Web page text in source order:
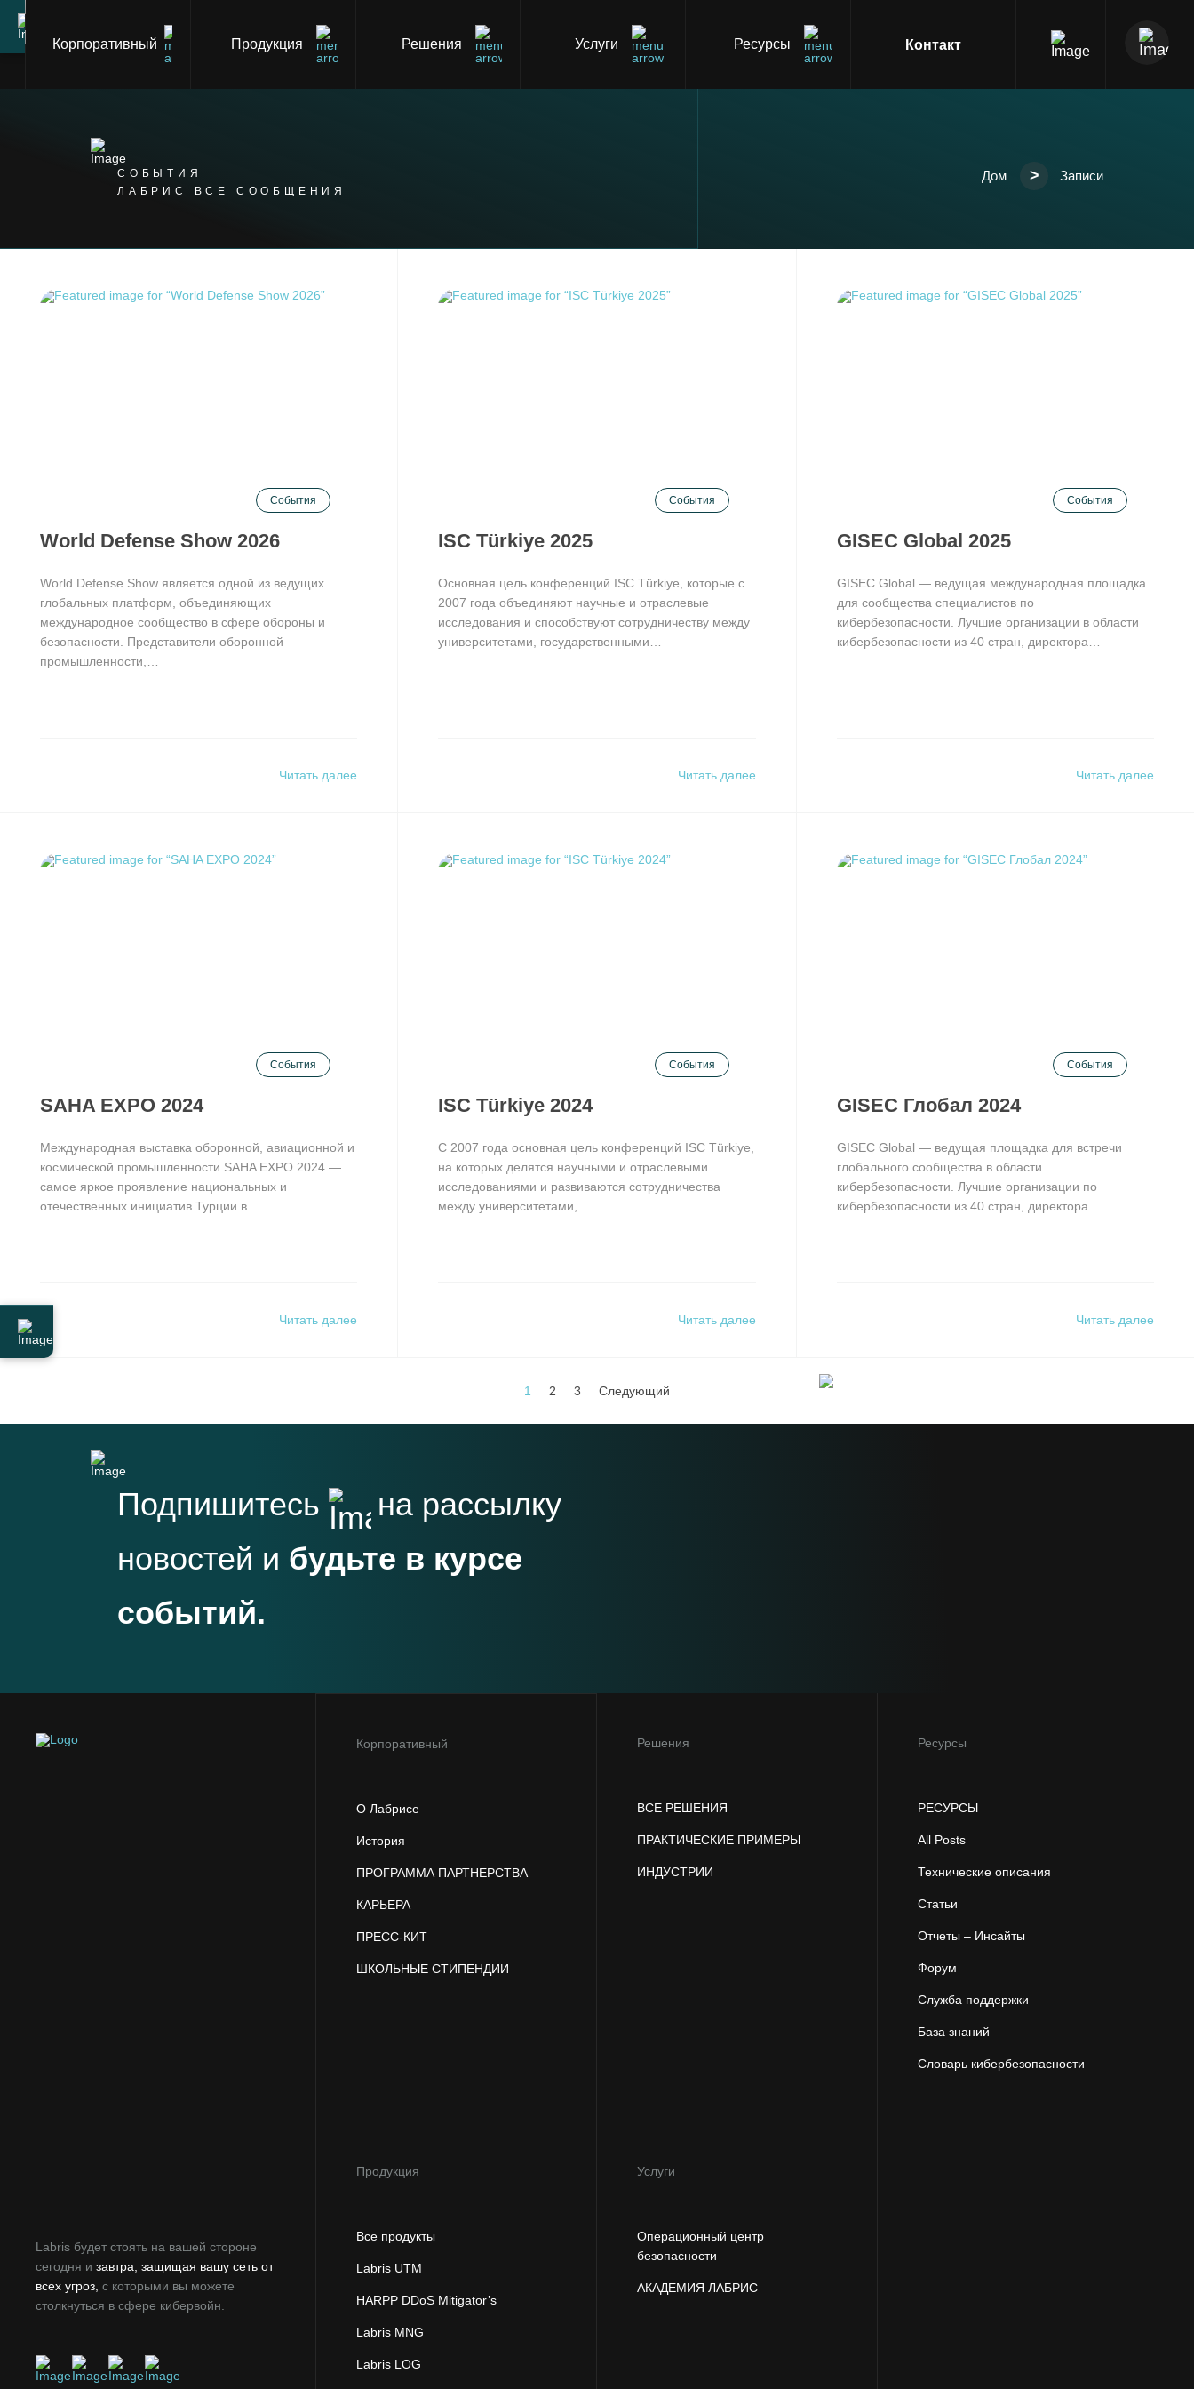
Корпоративный Продукция Решения Услуги Ресурсы Контакт
СОБЫТИЯ
ЛАБРИС ВСЕ СООБЩЕНИЯ
Дом > Записи
События
World Defense Show 2026
World Defense Show является одной из ведущих
глобальных платформ, объединяющих
международное сообщество в сфере обороны и
безопасности. Представители оборонной
промышленности,…
Читать далее
События
ISC Türkiye 2025
Основная цель конференций ISC Türkiye, которые с
2007 года объединяют научные и отраслевые
исследования и способствуют сотрудничеству между
университетами, государственными…
Читать далее
События
GISEC Global 2025
GISEC Global — ведущая международная площадка
для сообщества специалистов по
кибербезопасности. Лучшие организации в области
кибербезопасности из 40 стран, директора…
Читать далее
События
SAHA EXPO 2024
Международная выставка оборонной, авиационной и
космической промышленности SAHA EXPO 2024 —
самое яркое проявление национальных и
отечественных инициатив Турции в…
Читать далее
События
ISC Türkiye 2024
С 2007 года основная цель конференций ISC Türkiye,
на которых делятся научными и отраслевыми
исследованиями и развиваются сотрудничества
между университетами,…
Читать далее
События
GISEC Глобал 2024
GISEC Global — ведущая площадка для встречи
глобального сообщества в области
кибербезопасности. Лучшие организации по
кибербезопасности из 40 стран, директора…
Читать далее
1 2 3 Следующий
Подпишитесь
на рассылку
новостей и будьте в курсе
событий.
Корпоративный
О Лабрисе
История
ПРОГРАММА ПАРТНЕРСТВА
КАРЬЕРА
ПРЕСС-КИТ
ШКОЛЬНЫЕ СТИПЕНДИИ
Решения
ВСЕ РЕШЕНИЯ
ПРАКТИЧЕСКИЕ ПРИМЕРЫ
ИНДУСТРИИ
Ресурсы
РЕСУРСЫ
All Posts
Технические описания
Статьи
Отчеты – Инсайты
Форум
Служба поддержки
База знаний
Словарь кибербезопасности
Labris будет стоять на вашей стороне
сегодня и завтра, защищая вашу сеть от
всех угроз, с которыми вы можете
столкнуться в сфере кибервойн.
Продукция
Все продукты
Labris UTM
HARPP DDoS Mitigator’s
Labris MNG
Labris LOG
Услуги
Операционный центр
безопасности
АКАДЕМИЯ ЛАБРИС